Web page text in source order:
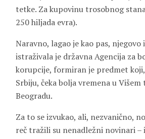
tetke. Za kupovinu trosobnog
250 hiljada evra).
Naravno, lagao je kao pas,
istraživala je državna Agencija za
korupcije, formiran je predmet
Srbiju, čeka bolja vremena u
Beogradu.
Za to se izvukao, ali, nezvanično,
reč tražili su nenadležni novinari –